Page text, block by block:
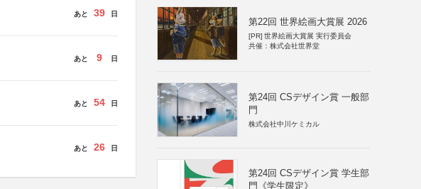
あと 39 日
あと 9 日
あと 54 日
あと 26 日
第22回 世界絵画大賞展 2026
[PR] 世界絵画大賞展 実行委員会
共催：株式会社世界堂
第24回 CSデザイン賞 一般部
門
株式会社中川ケミカル
第24回 CSデザイン賞 学生部
門《学生限定》